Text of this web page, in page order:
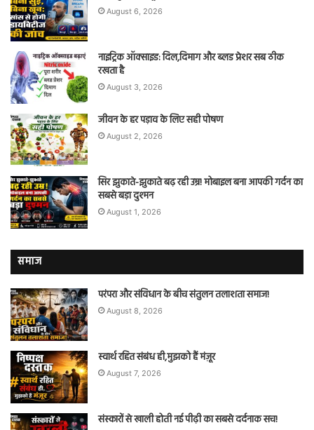
August 6, 2026
नाइट्रिक ऑक्साइड: दिल,दिमाग और ब्लड प्रेशर सब ठीक
रखता है
August 3, 2026
जीवन के हर पड़ाव के लिए सही पोषण
August 2, 2026
सिर झुकाते-झुकाते बढ़ रही उम्र! मोबाइल बना आपकी गर्दन का
सबसे बड़ा दुश्मन
August 1, 2026
समाज
परंपरा और संविधान के बीच संतुलन तलाशता समाज!
August 8, 2026
स्वार्थ रहित संबंध ही,मुझको हैं मंज़ूर
August 7, 2026
संस्कारों से खाली होती नई पीढ़ी का सबसे दर्दनाक सच!